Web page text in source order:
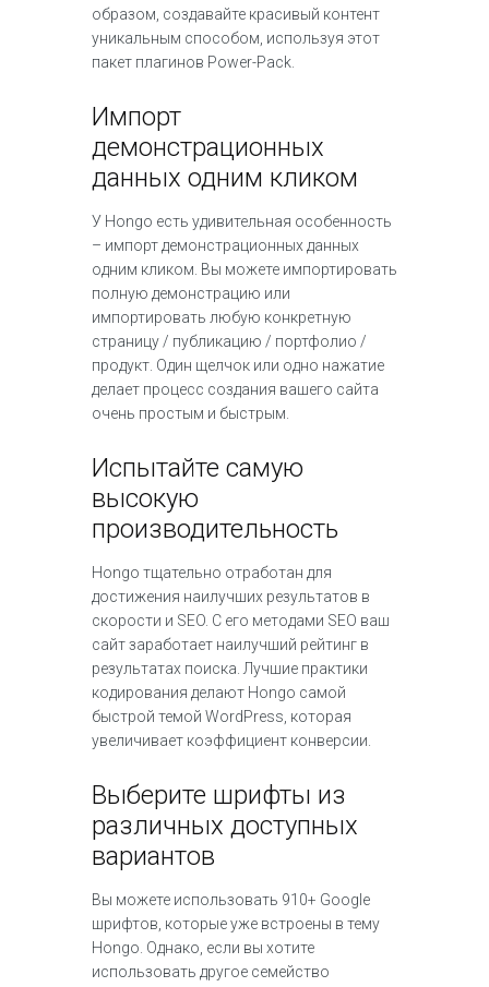
образом, создавайте красивый контент
уникальным способом, используя этот
пакет плагинов Power-Pack.
Импорт
демонстрационных
данных одним кликом
У Hongo есть удивительная особенность
– импорт демонстрационных данных
одним кликом. Вы можете импортировать
полную демонстрацию или
импортировать любую конкретную
страницу / публикацию / портфолио /
продукт. Один щелчок или одно нажатие
делает процесс создания вашего сайта
очень простым и быстрым.
Испытайте самую
высокую
производительность
Hongo тщательно отработан для
достижения наилучших результатов в
скорости и SEO. С его методами SEO ваш
сайт заработает наилучший рейтинг в
результатах поиска. Лучшие практики
кодирования делают Hongo самой
быстрой темой WordPress, которая
увеличивает коэффициент конверсии.
Выберите шрифты из
различных доступных
вариантов
Вы можете использовать 910+ Google
шрифтов, которые уже встроены в тему
Hongo. Однако, если вы хотите
использовать другое семейство